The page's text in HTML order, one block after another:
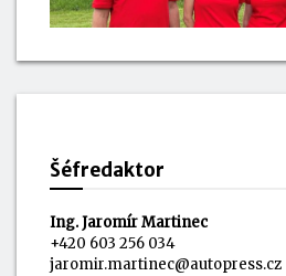
Šéfredaktor
Ing. Jaromír Martinec
+420 603 256 034
jaromir.martinec@autopress.cz